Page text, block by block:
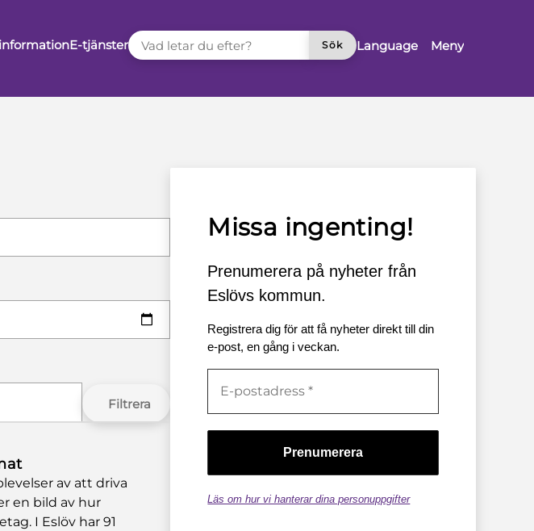
E-tjänster
VAD LETAR DU EFTER?
Sök
Language Meny
Filtrera
av att driva
en bild av hur
I Eslöv har 91
Missa ingenting!
Prenumerera på nyheter från
Eslövs kommun.
Registrera dig för att få nyheter direkt till din
e-post, en gång i veckan.
Läs om hur vi hanterar dina personuppgifter